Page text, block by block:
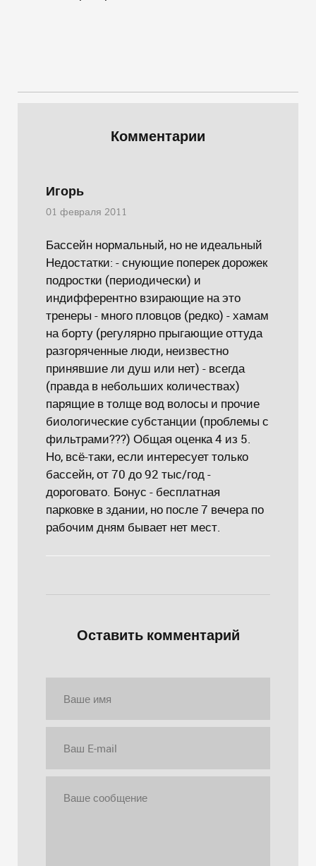
Комментарии
Игорь
01 февраля 2011
Бассейн нормальный, но не идеальный
Недостатки: - снующие поперек дорожек
подростки (периодически) и
индифферентно взирающие на это
тренеры - много пловцов (редко) - хамам
на борту (регулярно прыгающие оттуда
разгоряченные люди, неизвестно
принявшие ли душ или нет) - всегда
(правда в небольших количествах)
парящие в толще вод волосы и прочие
биологические субстанции (проблемы с
фильтрами???) Общая оценка 4 из 5.
Но, всё-таки, если интересует только
бассейн, от 70 до 92 тыс/год -
дороговато. Бонус - бесплатная
парковке в здании, но после 7 вечера по
рабочим дням бывает нет мест.
Оставить комментарий